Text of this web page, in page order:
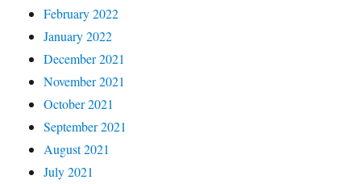
February 2022
January 2022
December 2021
November 2021
October 2021
September 2021
August 2021
July 2021